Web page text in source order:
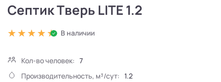
Септик Тверь LITE 1.2
В наличии
Кол-во человек: 7
Производительность, м³/сут: 1.2